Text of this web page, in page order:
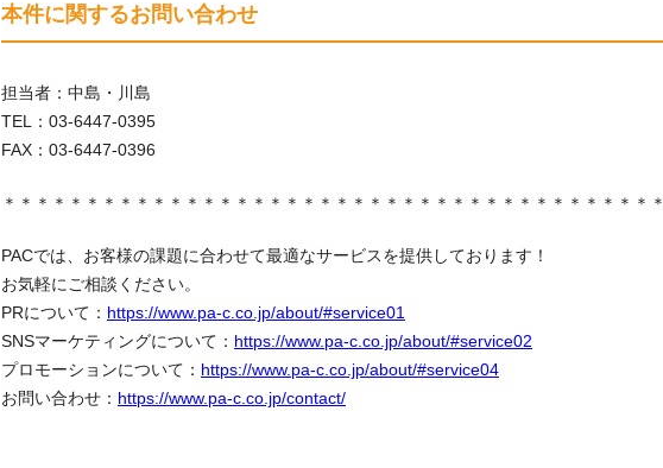
本件に関するお問い合わせ
担当者：中島・川島
TEL：03-6447-0395
FAX：03-6447-0396
＊＊＊＊＊＊＊＊＊＊＊＊＊＊＊＊＊＊＊＊＊＊＊＊＊＊＊＊＊＊＊＊＊＊＊＊＊＊＊＊
PACでは、お客様の課題に合わせて最適なサービスを提供しております！
お気軽にご相談ください。
PRについて： https://www.pa-c.co.jp/about/#service01
SNSマーケティングについて： https://www.pa-c.co.jp/about/#service02
プロモーションについて： https://www.pa-c.co.jp/about/#service04
お問い合わせ： https://www.pa-c.co.jp/contact/